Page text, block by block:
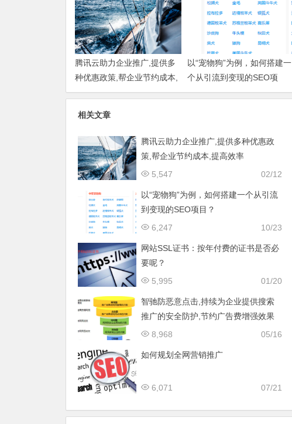
腾讯云助力企业推广,提供多
种优惠政策,帮企业节约成本,
提高效率
以“宠物狗”为例，如何搭建一
个从引流到变现的SEO项
目？
相关文章
腾讯云助力企业推广,提供多种优惠政
策,帮企业节约成本,提高效率
02/12
5,547
以“宠物狗”为例，如何搭建一个从引流
到变现的SEO项目？
10/23
6,247
网站SSL证书：按年付费的证书是否必
要呢？
01/20
5,995
智驰防恶意点击,持续为企业提供搜索
推广的安全防护,节约广告费增强效果
05/16
8,968
如何规划全网营销推广
07/21
6,071